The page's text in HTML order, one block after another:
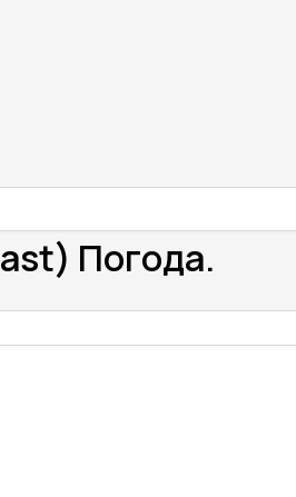
Погода.